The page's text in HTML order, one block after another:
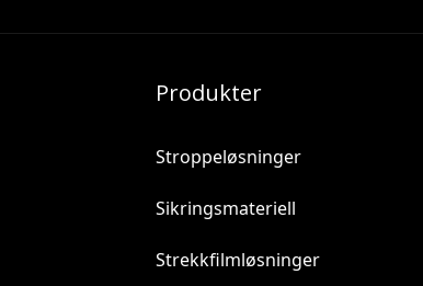
Produkter
Stroppeløsninger
Sikringsmateriell
Strekkfilmløsninger